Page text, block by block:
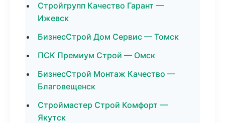
Стройгрупп Качество Гарант —
Ижевск
БизнесСтрой Дом Сервис — Томск
ПСК Премиум Строй — Омск
БизнесСтрой Монтаж Качество —
Благовещенск
Строймастер Строй Комфорт —
Якутск